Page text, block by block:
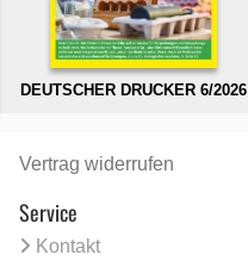
DEUTSCHER DRUCKER 6/2026
Vertrag widerrufen
Service
Kontakt